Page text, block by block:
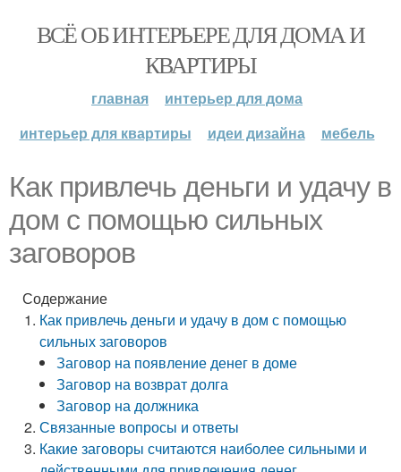
ВСЁ ОБ ИНТЕРЬЕРЕ ДЛЯ ДОМА И
КВАРТИРЫ
главная
интерьер для дома
интерьер для квартиры
идеи дизайна мебель
Как привлечь деньги и удачу в
дом с помощью сильных
заговоров
Содержание
Как привлечь деньги и удачу в дом с помощью
сильных заговоров
Заговор на появление денег в доме
Заговор на возврат долга
Заговор на должника
Связанные вопросы и ответы
Какие заговоры считаются наиболее сильными и